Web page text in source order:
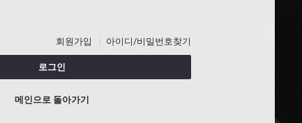
회원가입 아이디/비밀번호찾기
로그인
메인으로 돌아가기